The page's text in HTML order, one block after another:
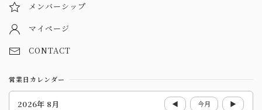
メンバーシップ
マイページ
CONTACT
営業日カレンダー
2026年 8月 ◀ 今月 ▶